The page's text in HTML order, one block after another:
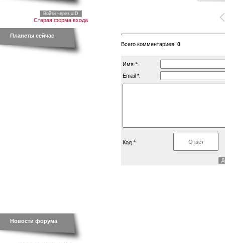
Войти через uID
Старая форма входа
Планеты сейчас
Новости форума
Всего комментариев: 0
Имя *:
Email *:
Код *: